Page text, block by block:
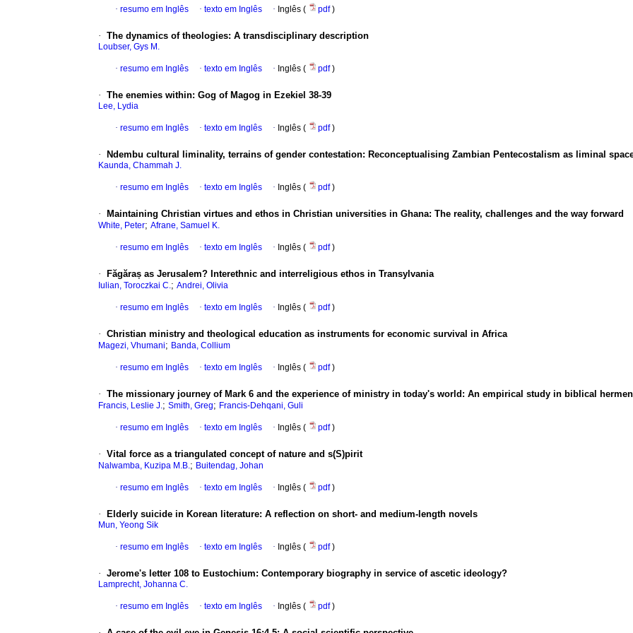
· resumo em Inglês · texto em Inglês · Inglês ( pdf)
· The dynamics of theologies: A transdisciplinary description
Loubser, Gys M.
· resumo em Inglês · texto em Inglês · Inglês ( pdf)
· The enemies within: Gog of Magog in Ezekiel 38-39
Lee, Lydia
· resumo em Inglês · texto em Inglês · Inglês ( pdf)
· Ndembu cultural liminality, terrains of gender contestation: Reconceptualising Zambian Pentecostalism as liminal
Kaunda, Chammah J.
· resumo em Inglês · texto em Inglês · Inglês ( pdf)
· Maintaining Christian virtues and ethos in Christian universities in Ghana: The reality, challenges and the way forward
White, Peter; Afrane, Samuel K.
· resumo em Inglês · texto em Inglês · Inglês ( pdf)
· Făgăraș as Jerusalem? Interethnic and interreligious ethos in Transylvania
Iulian, Toroczkai C.; Andrei, Olivia
· resumo em Inglês · texto em Inglês · Inglês ( pdf)
· Christian ministry and theological education as instruments for economic survival in Africa
Magezi, Vhumani; Banda, Collium
· resumo em Inglês · texto em Inglês · Inglês ( pdf)
· The missionary journey of Mark 6 and the experience of ministry in today's world: An empirical study in biblical
Francis, Leslie J.; Smith, Greg; Francis-Dehqani, Guli
· resumo em Inglês · texto em Inglês · Inglês ( pdf)
· Vital force as a triangulated concept of nature and s(S)pirit
Nalwamba, Kuzipa M.B.; Buitendag, Johan
· resumo em Inglês · texto em Inglês · Inglês ( pdf)
· Elderly suicide in Korean literature: A reflection on short- and medium-length novels
Mun, Yeong Sik
· resumo em Inglês · texto em Inglês · Inglês ( pdf)
· Jerome's letter 108 to Eustochium: Contemporary biography in service of ascetic ideology?
Lamprecht, Johanna C.
· resumo em Inglês · texto em Inglês · Inglês ( pdf)